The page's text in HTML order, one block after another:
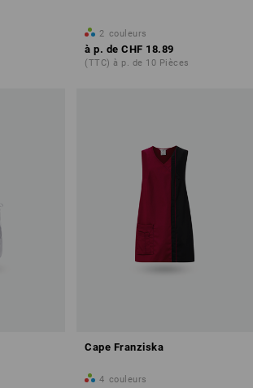
2 couleurs
à p. de CHF 18.89
(TTC) à p. de 10 Pièces
Cape Franziska
4 couleurs